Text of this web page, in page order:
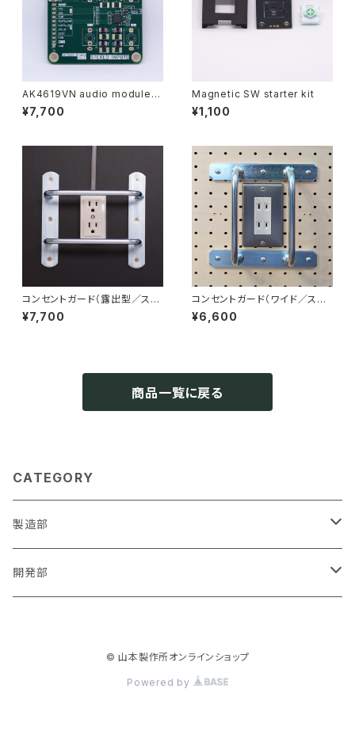
AK4619VN audio module
(2x2)
¥7,700
Magnetic SW starter kit
¥1,100
コンセントガード（露出型／スチ
ール）
¥7,700
コンセントガード（ワイド／スチ
ール）
¥6,600
商品一覧に戻る
CATEGORY
製造部
コンセントガード
開発部
© 山本製作所オンラインショップ
Powered by